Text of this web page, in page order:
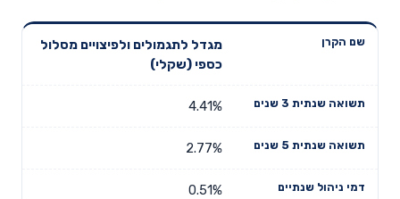
שנתית 3
תשואה
דמי ניהול
מגדל לתגמולים ולפיצויים מסלול
כספי (שקלי)
4.41%
2.77%
0.51%